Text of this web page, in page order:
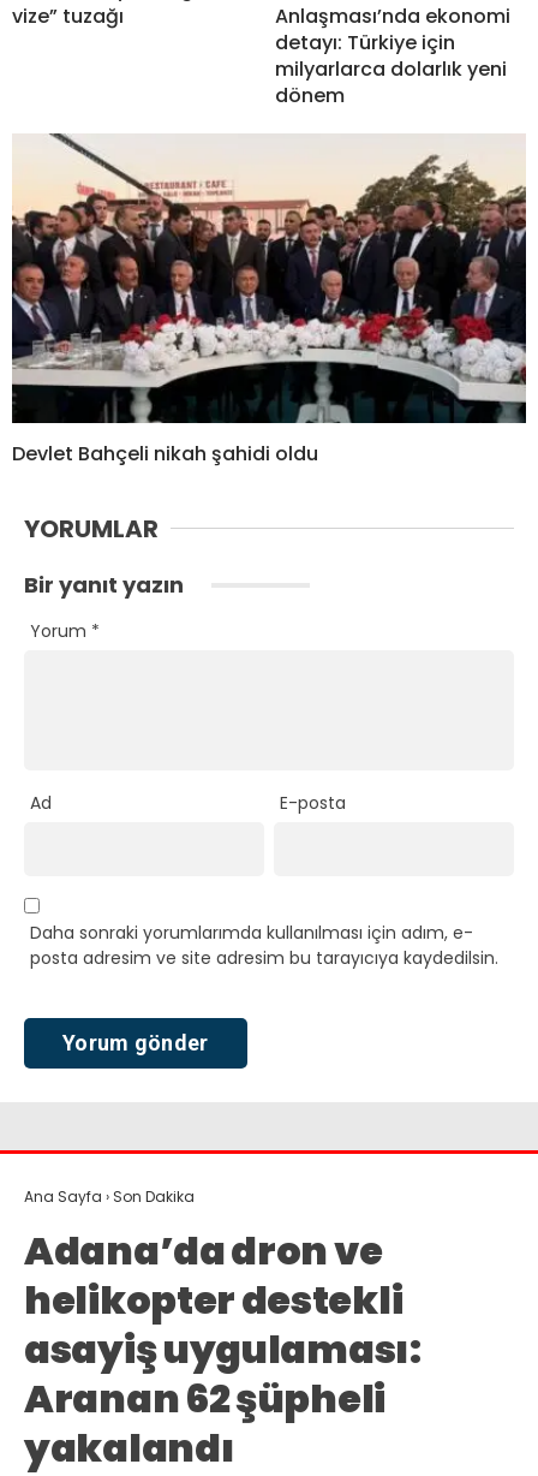
vize” tuzağı
Anlaşması’nda ekonomi
detayı: Türkiye için
milyarlarca dolarlık yeni
dönem
Devlet Bahçeli nikah şahidi oldu
YORUMLAR
Bir yanıt yazın
Yorum *
Ad E-posta
Daha sonraki yorumlarımda kullanılması için adım, e-
posta adresim ve site adresim bu tarayıcıya kaydedilsin.
Ana Sayfa › Son Dakika
Adana’da dron ve
helikopter destekli
asayiş uygulaması:
Aranan 62 şüpheli
yakalandı